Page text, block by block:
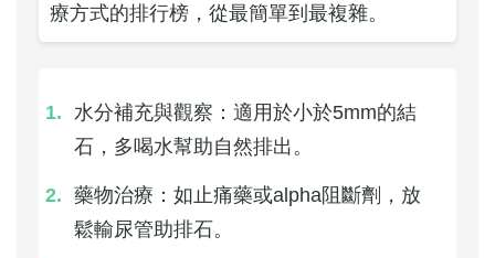
療方式的排行榜，從最簡單到最複雜。
水分補充與觀察：適用於小於5mm的結
石，多喝水幫助自然排出。
藥物治療：如止痛藥或alpha阻斷劑，放
鬆輸尿管助排石。